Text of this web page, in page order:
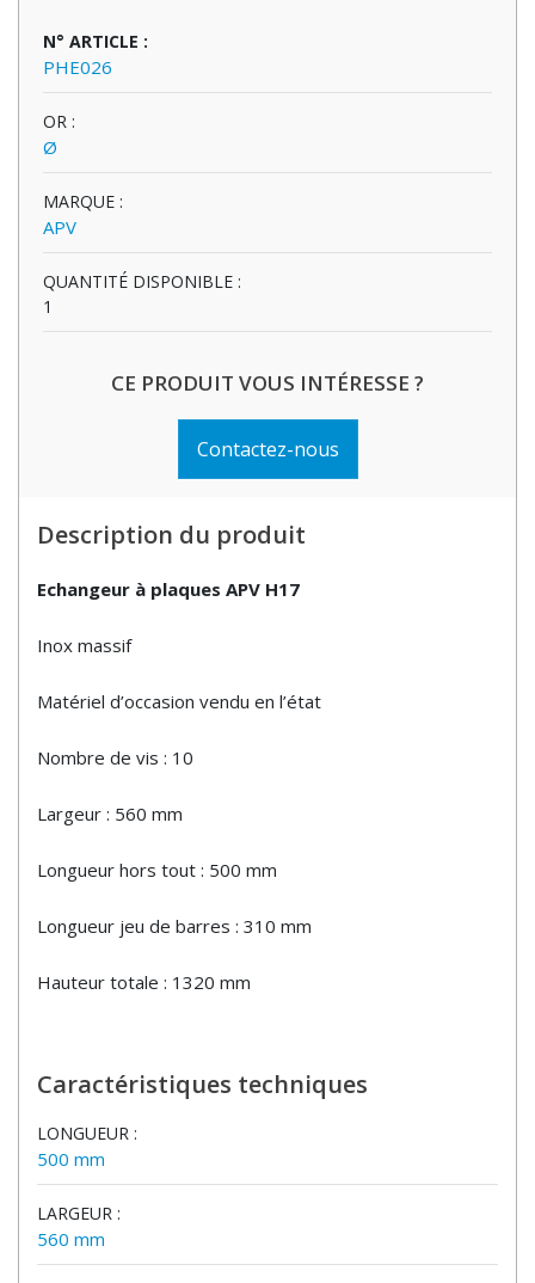
N° ARTICLE :
PHE026
OR :
Ø
MARQUE :
APV
QUANTITÉ DISPONIBLE :
1
CE PRODUIT VOUS INTÉRESSE ?
Contactez-nous
Description du produit
Echangeur à plaques APV H17
Inox massif
Matériel d’occasion vendu en l’état
Nombre de vis : 10
Largeur : 560 mm
Longueur hors tout : 500 mm
Longueur jeu de barres : 310 mm
Hauteur totale : 1320 mm
Caractéristiques techniques
LONGUEUR :
500 mm
LARGEUR :
560 mm